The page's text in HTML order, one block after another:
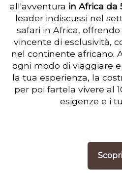
all'avventura in Africa da
leader indiscussi nel
safari in Africa,
vincente di esclusività,
nel continente africano.
ogni modo di viaggiare
la tua esperienza, la
per poi fartela vivere al
esigenze e i
Scopri